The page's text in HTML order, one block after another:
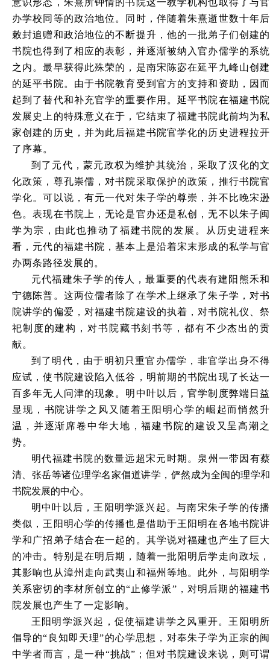
办学校同等的政治地位。同时，伴随着朱熹逝世数十年后
敕封追赠和政治地位的不断提升，他的一批弟子们创建的
书院也得到了相应的表彰，并逐渐被纳入官办儒学的系统
之内。最早获得此殊荣的，是南宋陈宓在延平九峰山创建
的延平书院。由于书院教育受到官方的支持和资助，因而
起到了替代和补充官学的重要作用。延平书院在福建书院
发展史上的特殊意义在于，它结束了福建书院此前均为私
家创建的历史，并为此后福建书院官学化的历史进程拉开
了序幕。
到了元代，蒙元政权为维护其统治，采取了汉化的文
化政策，尊孔崇儒，对书院采取保护的政策，推行书院官
学化。可以说，有元一代对朱子学的尊崇，并不比晚宋逊
色。表现在书院上，无论是官办还是私创，无不以朱子闽
学为宗，由此也推动了福建书院的发展。从历史进程来
看，元代的福建书院，基本上是沿着宋末形成的私学与官
办两条路径发展的。
元代福建朱子学的传人，最重要的代表有建阳熊禾和
宁德陈普。这两位儒者除了在学术上继承了朱子学，对书
院讲学的偏爱，对福建书院建设的执着，对书院礼仪、祭
祀制度的建构，对书院藏书刻书等，都有不少杰出的贡
献。
到了明代，由于明初只重官办儒学，非官学出身不得
应试，使书院建设陷入低谷，明前期的书院出现了长达一
百多年无人问津的现象。明中叶以后，官学制度弊端日益
显现，书院讲学之风又随着王阳明心学的崛起而悄然升
温，并逐渐席卷中华大地，福建书院的建设又呈高潮之
势。
明代福建书院的数量远超宋元时期。泉州一带因有蔡
清、张岳等诸位理学名家倡道讲学，俨然成为全闽的理学和
书院发展的中心。
明中叶以后，王阳明学派兴起。与南宋朱子学的传播
类似，王阳明心学的传播也是借助于王阳明在各地书院讲
学和广招弟子结合在一起的。其学说对福建也产生了巨大
的冲击。特别是在明后期，随着一批阳明后学走向政坛，
其影响也从漳州走向武夷山和福州等地。此外，与阳明学
关系密切的李材所创立的“止修学派”，对明后期的福建书
院发展也产生了一定影响。
王阳明学派兴起，促使福建讲学之风重开。王阳明所
倡导的“良知即天理”的心学思想，对奉朱子学为正宗的闽
中学者而言，是一种“挑战”；但对书院建设来说，则可谓